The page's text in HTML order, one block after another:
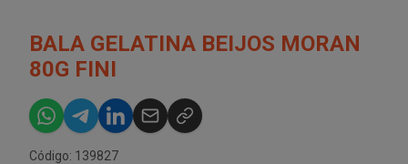
BALA GELATINA BEIJOS MORAN
80G FINI
Código: 139827